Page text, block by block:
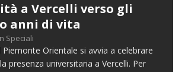
a Vercelli verso gli
anni di vita
Speciali
Piemonte Orientale si avvia a celebrare
presenza universitaria a Vercelli. Per